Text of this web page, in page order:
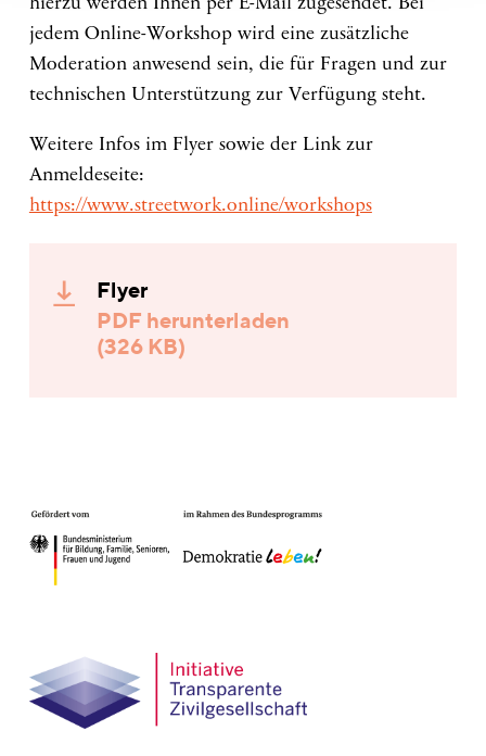
hierzu werden Ihnen per E-Mail zugesendet. Bei
jedem Online-Workshop wird eine zusätzliche
Moderation anwesend sein, die für Fragen und zur
technischen Unterstützung zur Verfügung steht.
Weitere Infos im Flyer sowie der Link zur
Anmeldeseite:
https://www.streetwork.online/workshops
Flyer
PDF herunterladen
(326 KB)